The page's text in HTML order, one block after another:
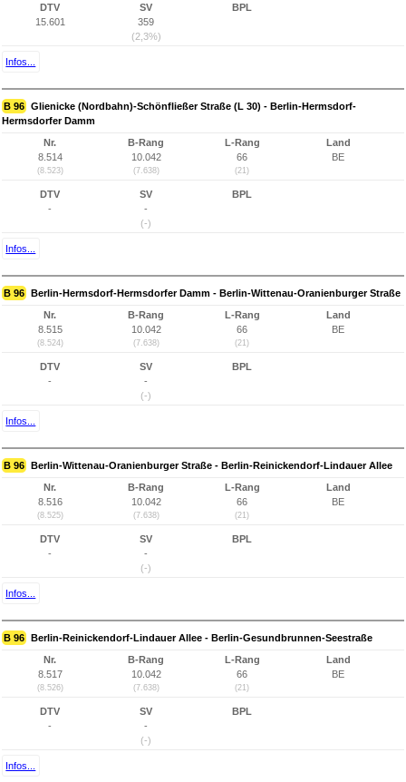
DTV
15.601
SV
359
(2,3%)
BPL
Infos...
B 96 Glienicke (Nordbahn)-Schönfließer Straße (L 30) - Berlin-Hermsdorf-
Hermsdorfer Damm
Nr.
8.514
(8.523)
B-Rang
10.042
(7.638)
L-Rang
66
(21)
Land
BE
DTV
-
SV
-
(-)
BPL
Infos...
B 96 Berlin-Hermsdorf-Hermsdorfer Damm - Berlin-Wittenau-Oranienburger Straße
Nr.
8.515
(8.524)
B-Rang
10.042
(7.638)
L-Rang
66
(21)
Land
BE
DTV
-
SV
-
(-)
BPL
Infos...
B 96 Berlin-Wittenau-Oranienburger Straße - Berlin-Reinickendorf-Lindauer Allee
Nr.
8.516
(8.525)
B-Rang
10.042
(7.638)
L-Rang
66
(21)
Land
BE
DTV
-
SV
-
(-)
BPL
Infos...
B 96 Berlin-Reinickendorf-Lindauer Allee - Berlin-Gesundbrunnen-Seestraße
Nr.
8.517
(8.526)
B-Rang
10.042
(7.638)
L-Rang
66
(21)
Land
BE
DTV
-
SV
-
(-)
BPL
Infos...